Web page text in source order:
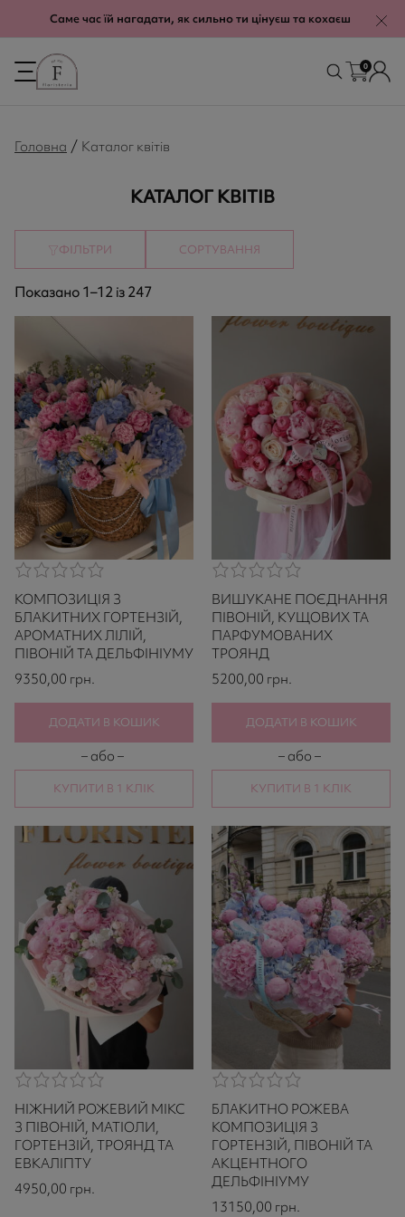
Саме час їй нагадати, як сильно ти цінуєш та кохаєш
0
Головна / Каталог квітів
КАТАЛОГ КВІТІВ
ФІЛЬТРИ СОРТУВАННЯ
Показано 1–12 із 247
0,0
rating
based
on
521
ratings
КОМПОЗИЦІЯ З
БЛАКИТНИХ ГОРТЕНЗІЙ,
АРОМАТНИХ ЛІЛІЙ,
ПІВОНІЙ ТА ДЕЛЬФІНІУМУ
9350,00 грн.
– або –
КУПИТИ В 1 КЛІК
ДОДАТИ В КОШИК
0,0
rating
based
on
521
ratings
ВИШУКАНЕ ПОЄДНАННЯ
ПІВОНІЙ, КУЩОВИХ ТА
ПАРФУМОВАНИХ
ТРОЯНД
5200,00 грн.
– або –
КУПИТИ В 1 КЛІК
ДОДАТИ В КОШИК
0,0
rating
based
on
521
ratings
НІЖНИЙ РОЖЕВИЙ МІКС
З ПІВОНІЙ, МАТІОЛИ,
ГОРТЕНЗІЙ, ТРОЯНД ТА
ЕВКАЛІПТУ
4950,00 грн.
0,0
rating
based
on
521
ratings
БЛАКИТНО РОЖЕВА
КОМПОЗИЦІЯ З
ГОРТЕНЗІЙ, ПІВОНІЙ ТА
АКЦЕНТНОГО
ДЕЛЬФІНІУМУ
13150,00 грн.